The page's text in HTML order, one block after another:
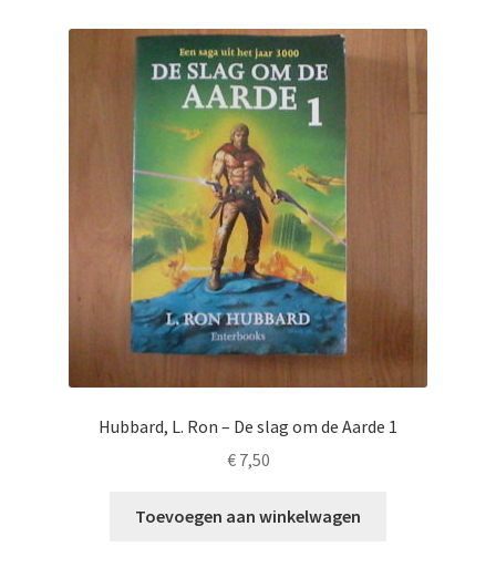
Hubbard, L. Ron – De slag om de Aarde 1
€7,50
Toevoegen aan winkelwagen